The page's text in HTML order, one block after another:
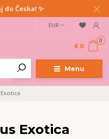
do Česka! ✨
Menu
EUR
0
€ 0
Exotica